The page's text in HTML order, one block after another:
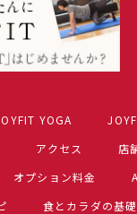
YOGA
アクセス 店
オプション料金
食とカラダの基